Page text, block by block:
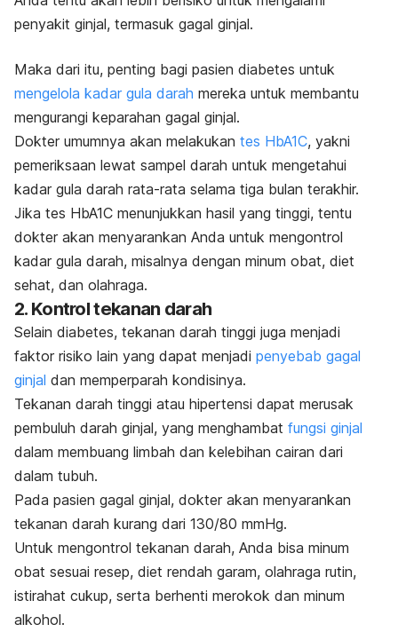
penyakit ginjal, termasuk gagal ginjal.
Maka dari itu, penting bagi pasien diabetes untuk
mengelola kadar gula darah mereka untuk membantu
mengurangi keparahan gagal ginjal.
Dokter umumnya akan melakukan tes HbA1C, yakni
pemeriksaan lewat sampel darah untuk mengetahui
kadar gula darah rata-rata selama tiga bulan terakhir.
Jika tes HbA1C menunjukkan hasil yang tinggi, tentu
dokter akan menyarankan Anda untuk mengontrol
kadar gula darah, misalnya dengan minum obat, diet
sehat, dan olahraga.
2. Kontrol tekanan darah
Selain diabetes, tekanan darah tinggi juga menjadi
faktor risiko lain yang dapat menjadi penyebab gagal
ginjal dan memperparah kondisinya.
Tekanan darah tinggi atau hipertensi dapat merusak
pembuluh darah ginjal, yang menghambat fungsi ginjal
dalam membuang limbah dan kelebihan cairan dari
dalam tubuh.
Pada pasien gagal ginjal, dokter akan menyarankan
tekanan darah kurang dari 130/80 mmHg.
Untuk mengontrol tekanan darah, Anda bisa minum
obat sesuai resep, diet rendah garam, olahraga rutin,
istirahat cukup, serta berhenti merokok dan minum
alkohol.